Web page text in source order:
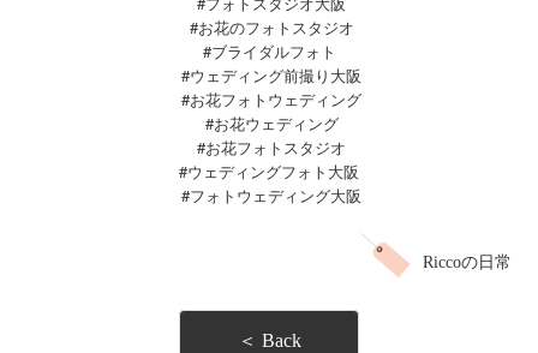
#お花のフォトスタジオ
#ブライダルフォト
#ウェディング前撮り大阪
#お花フォトウェディング
#お花ウェディング
#お花フォトスタジオ
#ウェディングフォト大阪
#フォトウェディング大阪
Riccoの日常
＜ Back